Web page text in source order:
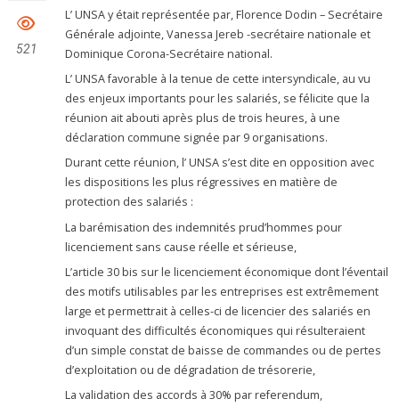
521
L’ UNSA y était représentée par, Florence Dodin – Secrétaire
Générale adjointe, Vanessa Jereb -secrétaire nationale et
Dominique Corona-Secrétaire national.
L’ UNSA favorable à la tenue de cette intersyndicale, au vu
des enjeux importants pour les salariés, se félicite que la
réunion ait abouti après plus de trois heures, à une
déclaration commune signée par 9 organisations.
Durant cette réunion, l’ UNSA s’est dite en opposition avec
les dispositions les plus régressives en matière de
protection des salariés :
La barémisation des indemnités prud’hommes pour
licenciement sans cause réelle et sérieuse,
L’article 30 bis sur le licenciement économique dont l’éventail
des motifs utilisables par les entreprises est extrêmement
large et permettrait à celles-ci de licencier des salariés en
invoquant des difficultés économiques qui résulteraient
d’un simple constat de baisse de commandes ou de pertes
d’exploitation ou de dégradation de trésorerie,
La validation des accords à 30% par referendum,